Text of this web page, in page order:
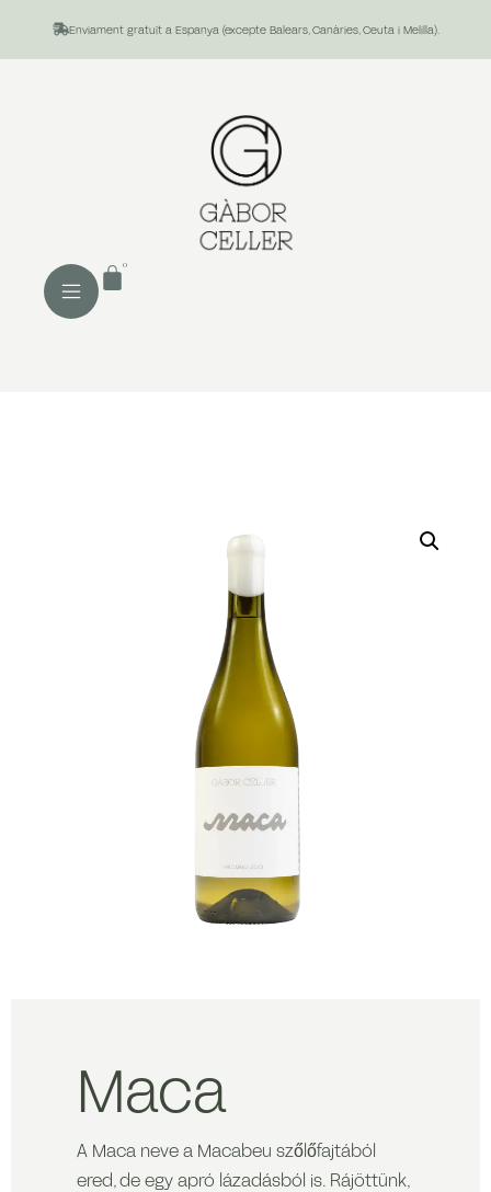
Enviament gratuït a Espanya (excepte Balears, Canàries, Ceuta i Melilla).
0
Maca
A Maca neve a Macabeu szőlőfajtából
ered, de egy apró lázadásból is. Rájöttünk,